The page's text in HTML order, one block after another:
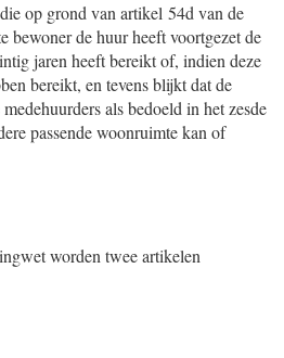
op grond van artikel 54d van de
bewoner de huur heeft voortgezet de
jaren heeft bereikt of, indien deze
bereikt, en tevens blijkt dat de
als bedoeld in het zesde
passende woonruimte kan of
worden twee artikelen